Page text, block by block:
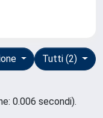
Tutti (2)
0.006 secondi).